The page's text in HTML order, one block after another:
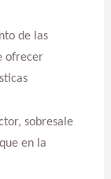
de las
ofrecer
sobresale
en la